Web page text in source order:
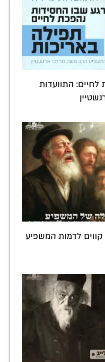
התוועדות
לדמות המשפיע